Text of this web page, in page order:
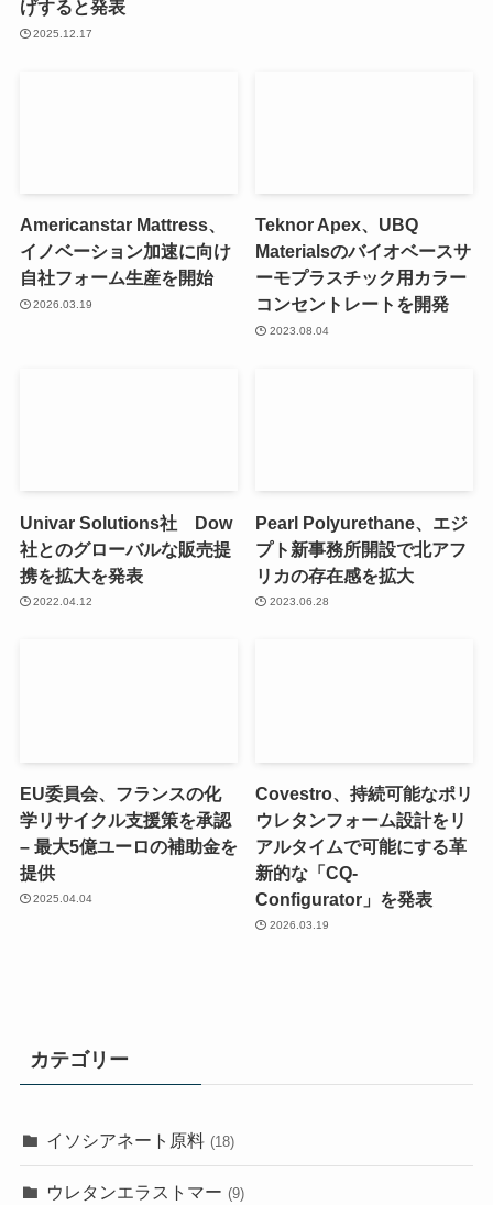
げすると発表
2025.12.17
Americanstar Mattress、
イノベーション加速に向け
自社フォーム生産を開始
2026.03.19
Teknor Apex、UBQ
Materialsのバイオベースサ
ーモプラスチック用カラー
コンセントレートを開発
2023.08.04
Univar Solutions社 Dow
社とのグローバルな販売提
携を拡大を発表
2022.04.12
Pearl Polyurethane、エジ
プト新事務所開設で北アフ
リカの存在感を拡大
2023.06.28
EU委員会、フランスの化
学リサイクル支援策を承認
– 最大5億ユーロの補助金を
提供
2025.04.04
Covestro、持続可能なポリ
ウレタンフォーム設計をリ
アルタイムで可能にする革
新的な「CQ-
Configurator」を発表
2026.03.19
カテゴリー
イソシアネート原料 (18)
ウレタンエラストマー (9)